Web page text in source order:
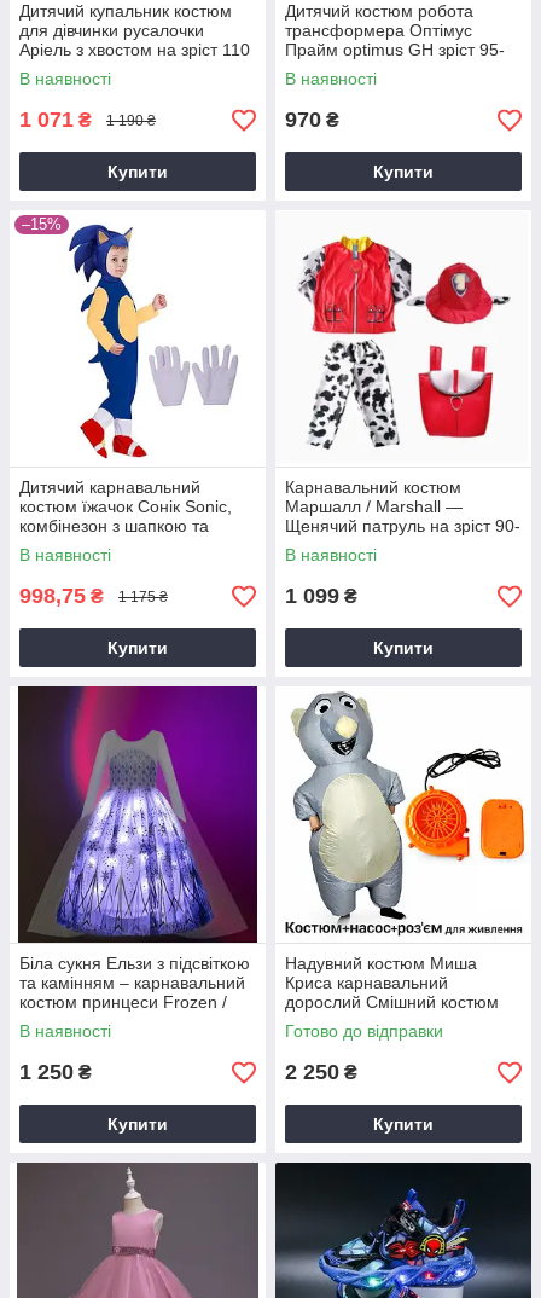
Дитячий купальник костюм
для дівчинки русалочки
Аріель з хвостом на зріст 110
В наявності
1 071 ₴ 1 190 ₴
Купити
Дитячий костюм робота
трансформера Оптімус
Прайм optimus GH зріст 95-
105 синій
В наявності
970 ₴
Купити
–15%
Дитячий карнавальний
костюм їжачок Сонік Sonic,
комбінезон з шапкою та
рукавичками, на зріст 95–105
см
В наявності
998,75 ₴ 1 175 ₴
Купити
Карнавальний костюм
Маршалл / Marshall —
Щенячий патруль на зріст 90-
100 см
В наявності
1 099 ₴
Купити
Біла сукня Ельзи з підсвіткою
та камінням – карнавальний
костюм принцеси Frozen /
Холодне серце для дітей р.
110 см
В наявності
1 250 ₴
Купити
Надувний костюм Миша
Криса карнавальний
дорослий Смішний костюм
миші надувний для вечірки,
свята, аніматора
Готово до відправки
2 250 ₴
Купити